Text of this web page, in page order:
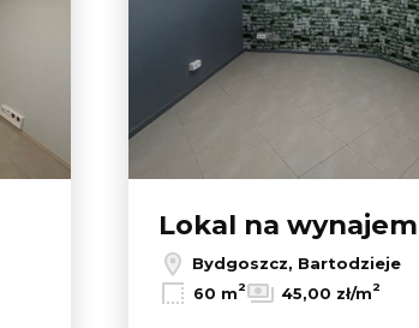
Lokal na wynajem
Bydgoszcz, Bartodzieje
60 m2 45,00 zł/m2